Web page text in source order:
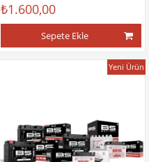
₺1.600,00
Sepete Ekle
Yeni Ürün